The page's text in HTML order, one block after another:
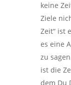
keine
Ziele
Zeit“ ist
es eine
zu
ist die
dem Du